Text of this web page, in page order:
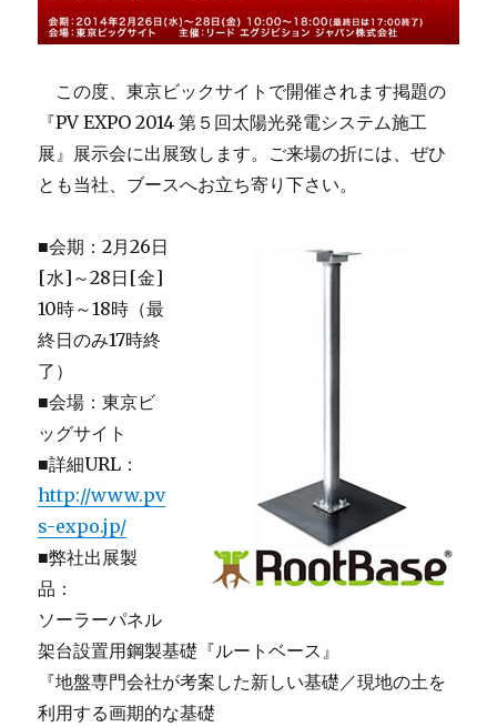
この度、東京ビックサイトで開催されます掲題の
『PV EXPO 2014 第５回太陽光発電システム施工
展』展示会に出展致します。ご来場の折には、ぜひ
とも当社、ブースへお立ち寄り下さい。
■会期：2月26日
[水]～28日[金]
10時～18時（最
終日のみ17時終
了）
■会場：東京ビ
ッグサイト
■詳細URL：
http://www.pv
s-expo.jp/
■弊社出展製
品：
ソーラーパネル
架台設置用鋼製基礎『ルートベース』
『地盤専門会社が考案した新しい基礎／現地の土を
利用する画期的な基礎